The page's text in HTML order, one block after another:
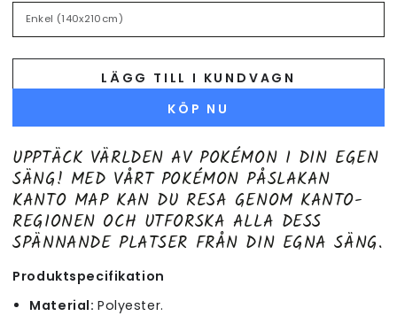
LÄGG TILL I KUNDVAGN
KÖP NU
UPPTÄCK VÄRLDEN AV POKÉMON I DIN EGEN
SÄNG! MED VÅRT POKÉMON PÅSLAKAN
KANTO MAP KAN DU RESA GENOM KANTO-
REGIONEN OCH UTFORSKA ALLA DESS
SPÄNNANDE PLATSER FRÅN DIN EGNA SÄNG.
Produktspecifikation
Material: Polyester.